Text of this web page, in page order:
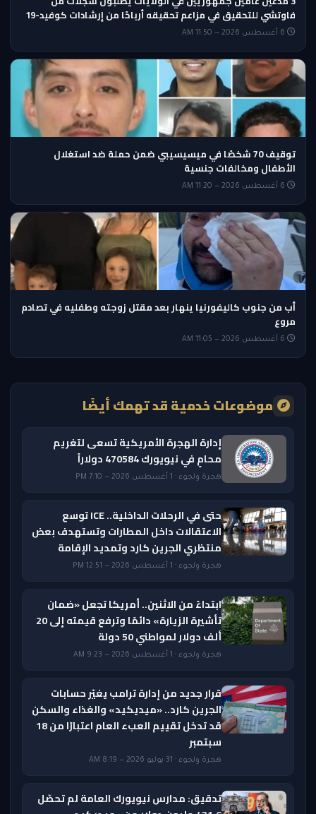
فاوتشي للتحقيق في مزاعم تحقيقه أرباحًا من إرشادات كوفيد-19
توقيف 70 شخصًا في ميسيسيبي ضمن حملة ضد استغلال
الأطفال ومخالفات جنسية
أب من جنوب كاليفورنيا ينهار بعد مقتل زوجته وطفليه في تصادم
مروع
موضوعات خدمية قد تهمك أيضًا
إدارة الهجرة الأمريكية تسعى لتغريم
محامٍ في نيويورك 470584 دولاراً
هجرة ولجوء · 1 أغسطس 2026 — 7:10 PM
حتى في الرحلات الداخلية.. ICE توسع
الاعتقالات داخل المطارات وتستهدف بعض
منتظري الجرين كارد وتمديد الإقامة
هجرة ولجوء · 1 أغسطس 2026 — 12:51 PM
ابتداءً من الاثنين.. أمريكا تجعل «ضمان
تأشيرة الزيارة» دائمًا وترفع قيمته إلى 20
ألف دولار لمواطني 50 دولة
هجرة ولجوء · 1 أغسطس 2026 — 9:23 AM
قرار جديد من إدارة ترامب يغيّر حسابات
الجرين كارد.. «ميديكيد» والغذاء والسكن
قد تدخل تقييم العبء العام اعتبارًا من 18
سبتمبر
هجرة ولجوء · 31 يوليو 2026 — 8:19 AM
تدقيق: مدارس نيويورك العامة لم تحصّل